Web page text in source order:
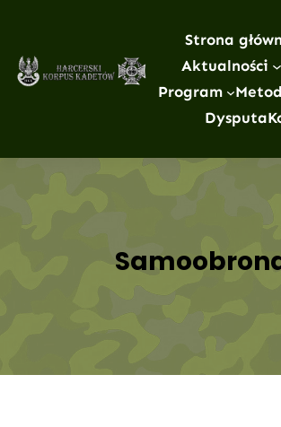
treści
Strona
Aktualności
Program
Dysputa